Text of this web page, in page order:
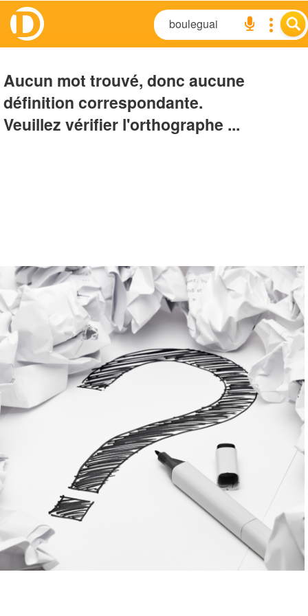
Aucun mot trouvé, donc aucune
définition correspondante.
Veuillez vérifier l'orthographe ...